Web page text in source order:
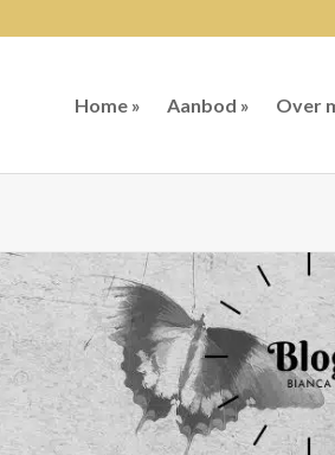
Home » Aanbod » Over